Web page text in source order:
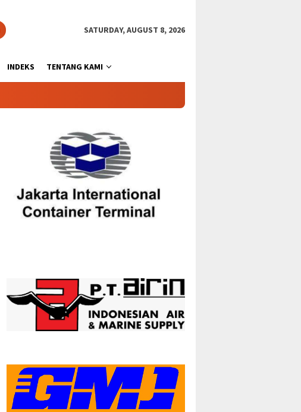
SATURDAY, AUGUST 8, 2026
INDEKS TENTANG KAMI